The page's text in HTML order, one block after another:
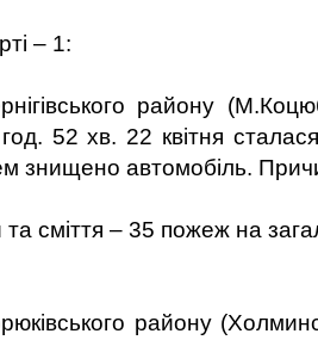
– 1:
району
52 хв. 22 квітня
знищено автомобіль.
та сміття – 35 пожеж на
району